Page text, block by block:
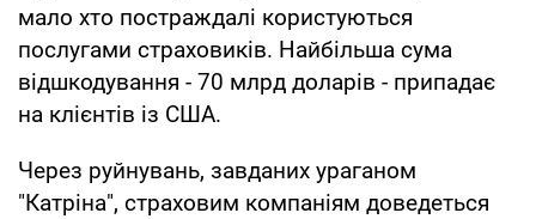
мало хто постраждалі користуються
послугами страховиків. Найбільша сума
відшкодування - 70 млрд доларів - припадає
на клієнтів із США.
Через руйнувань, завданих ураганом
"Катріна", страховим компаніям доведеться